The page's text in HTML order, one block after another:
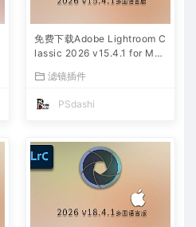
免费下载Adobe Lightroom C
lassic 2026 v15.4.1 for Mac
安装包摄影后期照片图片编辑
工具
滤镜插件
PSdashi